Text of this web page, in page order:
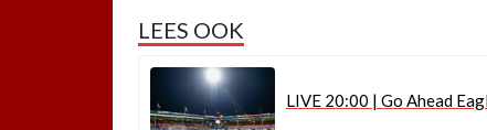
LEES OOK
LIVE 20:00 | Go Ahead